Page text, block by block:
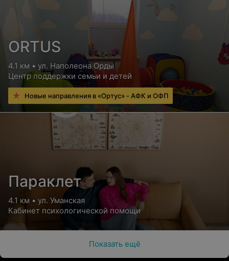
ORTUS
4.1 км • ул. Наполеона Орды
Центр поддержки семьи и детей
Новые направления в «Ортус» - АФК и ОФП
Параклет
4.1 км • ул. Уманская
Кабинет психологической помощи
Показать ещё